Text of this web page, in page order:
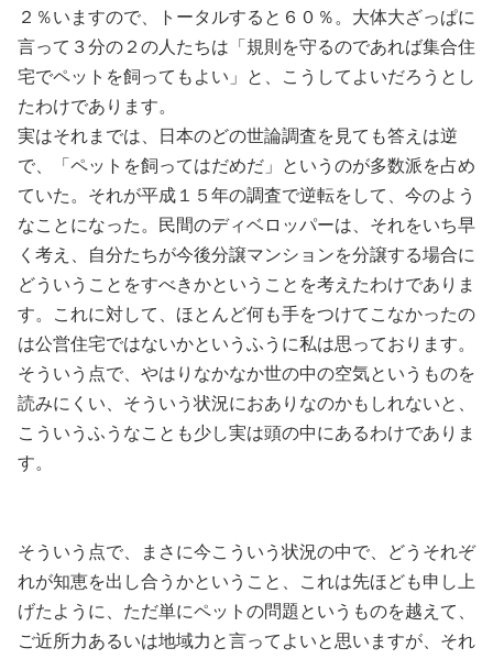
２％いますので、トータルすると６０％。大体大ざっぱに
言って３分の２の人たちは「規則を守るのであれば集合住
宅でペットを飼ってもよい」と、こうしてよいだろうとし
たわけであります。
実はそれまでは、日本のどの世論調査を見ても答えは逆
で、「ペットを飼ってはだめだ」というのが多数派を占め
ていた。それが平成１５年の調査で逆転をして、今のよう
なことになった。民間のディベロッパーは、それをいち早
く考え、自分たちが今後分譲マンションを分譲する場合に
どういうことをすべきかということを考えたわけでありま
す。これに対して、ほとんど何も手をつけてこなかったの
は公営住宅ではないかというふうに私は思っております。
そういう点で、やはりなかなか世の中の空気というものを
読みにくい、そういう状況におありなのかもしれないと、
こういうふうなことも少し実は頭の中にあるわけでありま
す。
そういう点で、まさに今こういう状況の中で、どうそれぞ
れが知恵を出し合うかということ、これは先ほども申し上
げたように、ただ単にペットの問題というものを越えて、
ご近所力あるいは地域力と言ってよいと思いますが、それ